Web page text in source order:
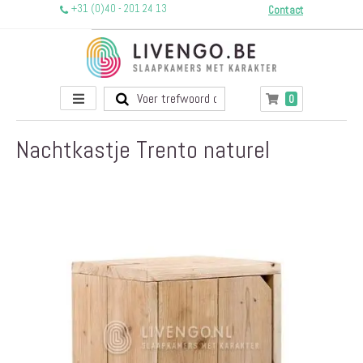
+31 (0)40 - 201 24 13 Contact
Toggle
Nav
Winkelwagen
0producten
Nachtkastje Trento naturel